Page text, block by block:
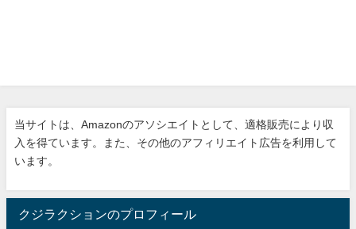
当サイトは、Amazonのアソシエイトとして、適格販売により収
入を得ています。また、その他のアフィリエイト広告を利用して
います。
クジラクションのプロフィール